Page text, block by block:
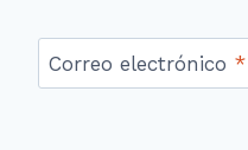
Correo electrónico *